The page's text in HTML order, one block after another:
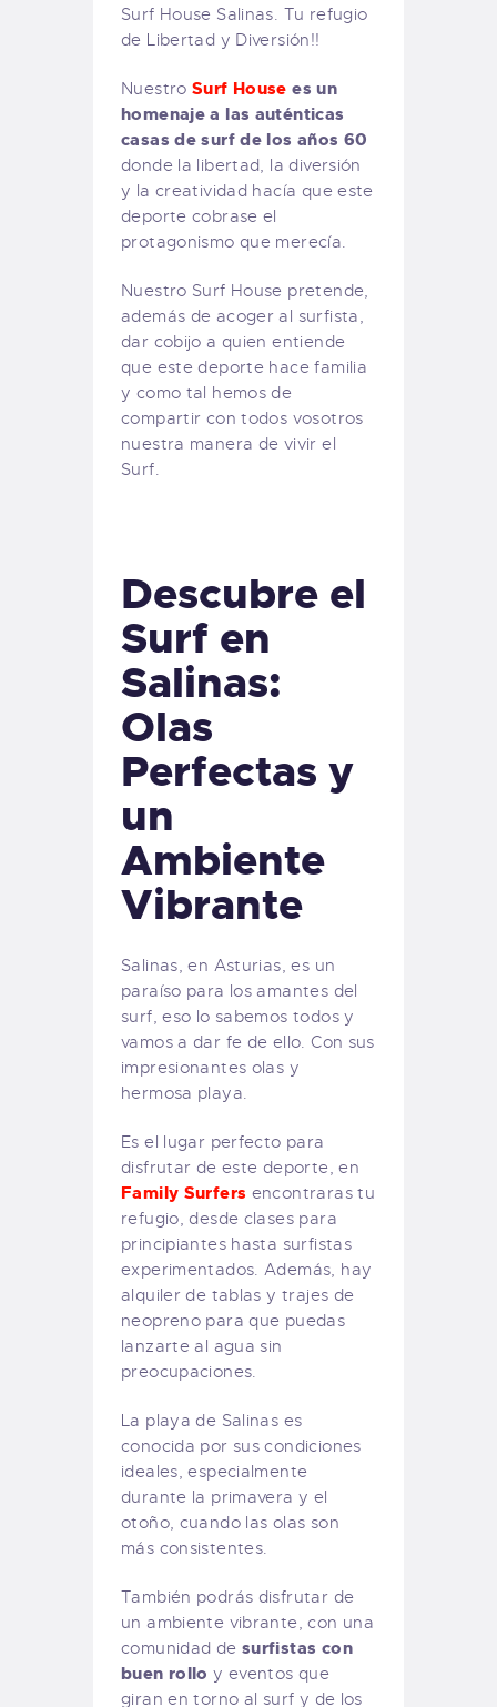
Surf House Salinas. Tu refugio
de Libertad y Diversión!!
NuestroSurf House es un
homenaje a las auténticas
casas de surf de los años 60
donde la libertad, la diversión
y la creatividad hacía que este
deporte cobrase el
protagonismo que merecía.
Nuestro Surf House pretende,
además de acoger al surfista,
dar cobijo a quien entiende
que este deporte hace familia
y como tal hemos de
compartir con todos vosotros
nuestra manera de vivir el
Surf.
Descubre el
Surf en
Salinas:
Olas
Perfectas y
un
Ambiente
Vibrante
Salinas, en Asturias, es un
paraíso para los amantes del
surf, eso lo sabemos todos y
vamos a dar fe de ello. Con sus
impresionantes olas y
hermosa playa.
Es el lugar perfecto para
disfrutar de este deporte, en
Family Surfers encontraras tu
refugio, desde clases para
principiantes hasta surfistas
experimentados. Además, hay
alquiler de tablas y trajes de
neopreno para que puedas
lanzarte al agua sin
preocupaciones.
La playa de Salinas es
conocida por sus condiciones
ideales, especialmente
durante la primavera y el
otoño, cuando las olas son
más consistentes.
También podrás disfrutar de
un ambiente vibrante, con una
comunidad de surfistas con
buen rollo y eventos que
giran en torno al surf y de los